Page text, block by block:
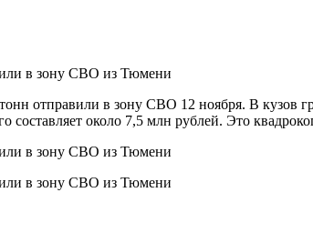
отправили в зону СВО 12 ноября. В
составляет около 7,5 млн рублей. Это